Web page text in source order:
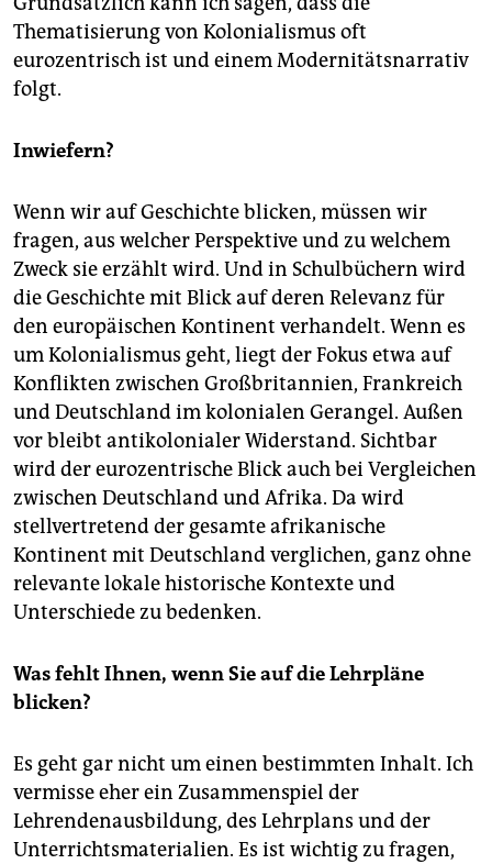
Thematisierung von Kolonialismus oft
eurozentrisch ist und einem Modernitätsnarrativ
folgt.
Inwiefern?
Wenn wir auf Geschichte blicken, müssen wir
fragen, aus welcher Perspektive und zu welchem
Zweck sie erzählt wird. Und in Schulbüchern wird
die Geschichte mit Blick auf deren Relevanz für
den europäischen Kontinent verhandelt. Wenn es
um Kolonialismus geht, liegt der Fokus etwa auf
Konflikten zwischen Großbritannien, Frankreich
und Deutschland im kolonialen Gerangel. Außen
vor bleibt antikolonialer Widerstand. Sichtbar
wird der eurozentrische Blick auch bei Vergleichen
zwischen Deutschland und Afrika. Da wird
stellvertretend der gesamte afrikanische
Kontinent mit Deutschland verglichen, ganz ohne
relevante lokale historische Kontexte und
Unterschiede zu bedenken.
Was fehlt Ihnen, wenn Sie auf die Lehrpläne
blicken?
Es geht gar nicht um einen bestimmten Inhalt. Ich
vermisse eher ein Zusammenspiel der
Lehrendenausbildung, des Lehrplans und der
Unterrichtsmaterialien. Es ist wichtig zu fragen,